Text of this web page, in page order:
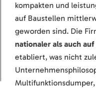
kompakten und
auf Baustellen
geworden sind. Die
nationaler als auch
etabliert, was nicht